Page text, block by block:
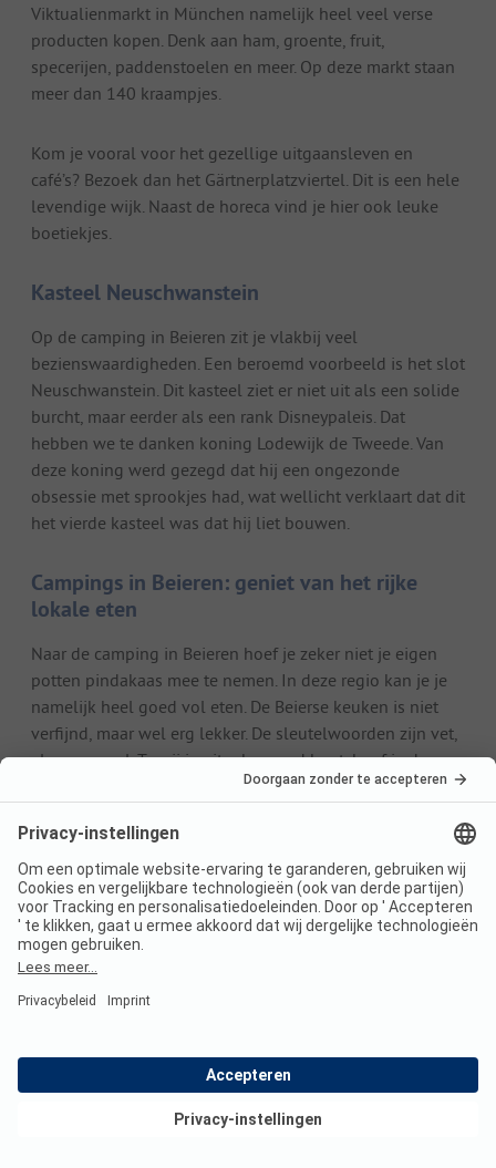
Viktualienmarkt in München namelijk heel veel verse
producten kopen. Denk aan ham, groente, fruit,
specerijen, paddenstoelen en meer. Op deze markt staan
meer dan 140 kraampjes.
Kom je vooral voor het gezellige uitgaansleven en
café’s? Bezoek dan het Gärtnerplatzviertel. Dit is een hele
levendige wijk. Naast de horeca vind je hier ook leuke
boetiekjes.
Kasteel Neuschwanstein
Op de camping in Beieren zit je vlakbij veel
bezienswaardigheden. Een beroemd voorbeeld is het slot
Neuschwanstein. Dit kasteel ziet er niet uit als een solide
burcht, maar eerder als een rank Disneypaleis. Dat
hebben we te danken koning Lodewijk de Tweede. Van
deze koning werd gezegd dat hij een ongezonde
obsessie met sprookjes had, wat wellicht verklaart dat dit
het vierde kasteel was dat hij liet bouwen.
Campings in Beieren: geniet van het rijke
lokale eten
Naar de camping in Beieren hoef je zeker niet je eigen
potten pindakaas mee te nemen. In deze regio kan je je
namelijk heel goed vol eten. De Beierse keuken is niet
verfijnd, maar wel erg lekker. De sleutelwoorden zijn vet,
vlees en veel. Tenzij je uitgehongerd bent, hoef je dus
geen voorgerecht te bestellen.
De specialiteit van de regio is Münchner Weißwurst. Een
verblijf op een camping in Beieren is niet compleet
zonder deze specialiteit geproefd te hebben. Traditioneel
eet je hem ’s ochtends, met Breze een soort brood en
zoete mosterd. Ook Schnitzels zijn hier populair, in
allerlei soorten en maten. Het enige wat ze allemaal
gemeen hebben is dat ze groot zijn en dat je er een
veel orgaanvlees te krijgen. De Duitsers lusten er in ieder